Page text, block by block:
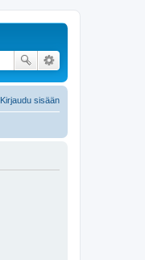
Kirjaudu sisään